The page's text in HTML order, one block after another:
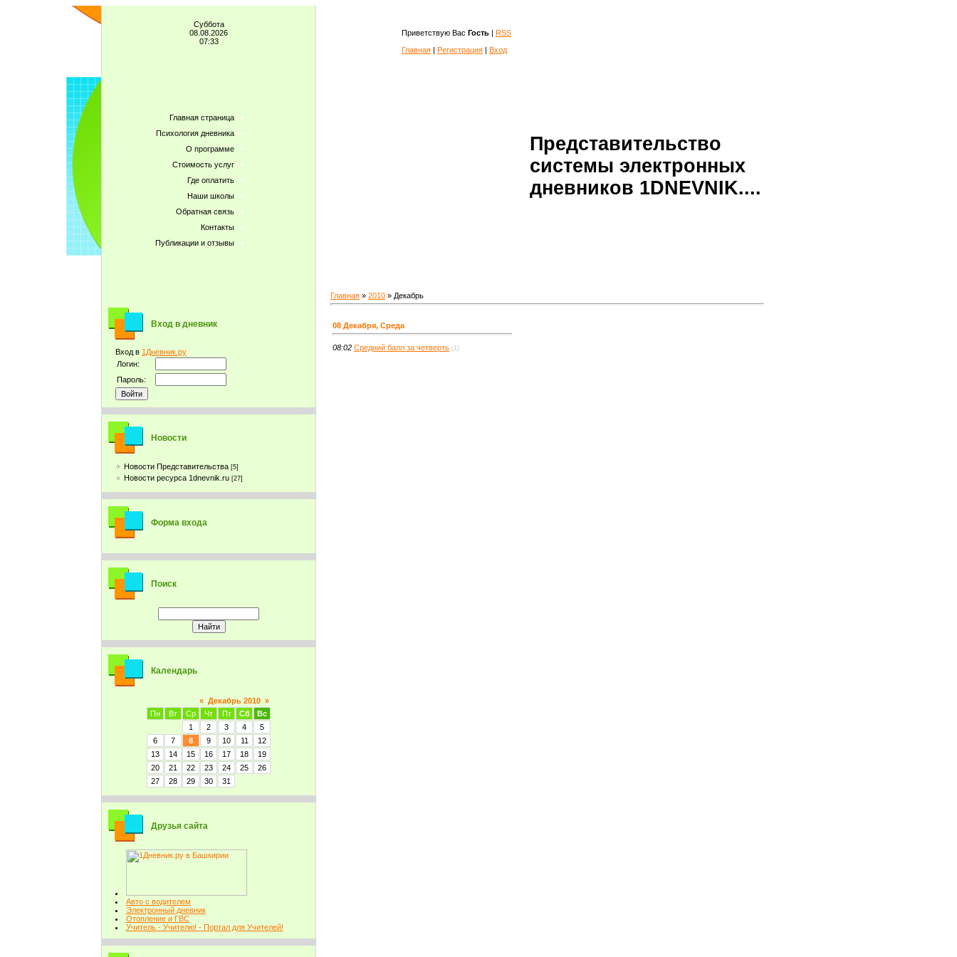
Суббота
08.08.2026
07:33
Главная страница
Психология дневника
О программе
Стоимость услуг
Где оплатить
Наши школы
Обратная связь
Контакты
Публикации и отзывы
Вход в дневник
Вход в 1Дневник.ру
Логин:
Пароль:
Новости
Новости Представительства [5]
Новости ресурса 1dnevnik.ru [27]
Форма входа
Поиск
Календарь
« Декабрь 2010 »
Пн
Вт Ср Чт Пт Сб
Вс
1
2 3 4
5
6
7 8 9 10 11
12
13
14 15 16 17 18
19
20
21 22 23 24 25
26
27
28 29 30 31
Друзья сайта
Авто с водителем
Электронный дневник
Отопление и ГВС
Учитель - Учителю! - Портал для Учителей!
Приветствую Вас Гость | RSS
Главная | Регистрация | Вход
Представительство
системы электронных
дневников 1DNEVNIK....
Главная » 2010 » Декабрь
08 Декабря, Среда
08:02 Средний балл за четверть (1)